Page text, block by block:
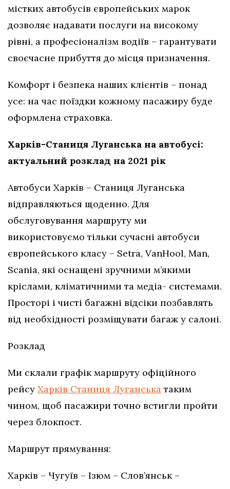
містких автобусів європейських марок
дозволяє надавати послуги на високому
рівні, а професіоналізм водіїв – гарантувати
своєчасне прибуття до місця призначення.
Комфорт і безпека наших клієнтів – понад
усе: на час поїздки кожному пасажиру буде
оформлена страховка.
Харків-Станиця Луганська на автобусі:
актуальний розклад на 2021 рік
Автобуси Харків – Станиця Луганська
відправляються щоденно. Для
обслуговування маршруту ми
використовуємо тільки сучасні автобуси
європейського класу – Setra, VanHool, Man,
Scania, які оснащені зручними м’якими
кріслами, кліматичними та медіа- системами.
Просторі і чисті багажні відсіки позбавлять
від необхідності розміщувати багаж у салоні.
Розклад
Ми склали графік маршруту офіційного
рейсу Харків Станиця Луганська таким
чином, щоб пасажири точно встигли пройти
через блокпост.
Маршрут прямування:
Харків – Чугуїв – Ізюм – Слов’янськ –